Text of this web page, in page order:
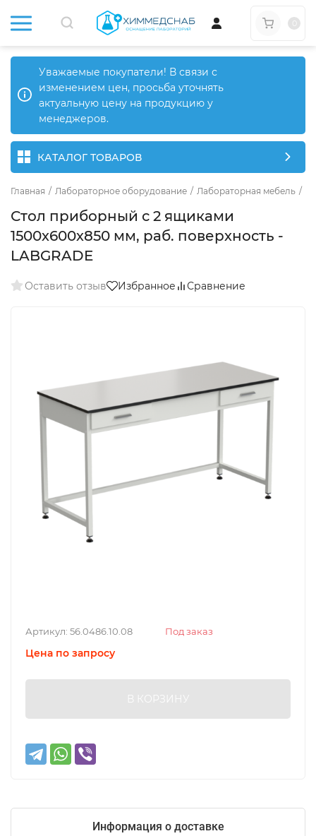
Уважаемые покупатели! В связи с
изменением цен, просьба уточнять
актуальную цену на продукцию у
менеджеров.
КАТАЛОГ ТОВАРОВ
Главная / Лабораторное оборудование / Лабораторная мебель /
Стол приборный с 2 ящиками
1500х600х850 мм, раб. поверхность -
LABGRADE
Оставить отзыв Избранное Сравнение
Под заказ
Артикул: 56.0486.10.08
Цена по запросу
В КОРЗИНУ
Информация о доставке